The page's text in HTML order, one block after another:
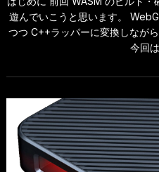
遊んでいこうと思います。
つつ C++ラッパーに変換しなが
今回